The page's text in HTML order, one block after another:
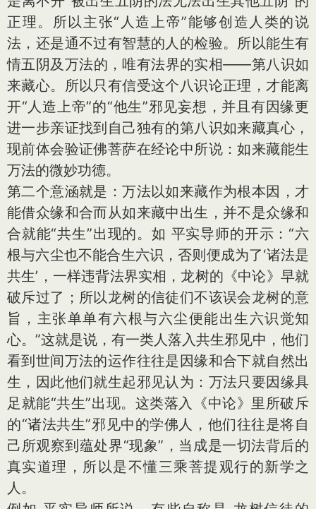
正理。所以主张“人造上帝”能够创造人类的说
法，还是通不过有智慧的人的检验。所以能生有
情五阴及万法的，唯有法界的实相——第八识如
来藏心。所以只有信受这个八识论正理，才能离
开“人造上帝”的“他生”邪见妄想，并且有因缘更
进一步亲证找到自己独有的第八识如来藏真心，
现前体会验证佛菩萨在经论中所说：如来藏能生
万法的微妙功德。
第二个意涵就是：万法以如来藏作为根本因，才
能借众缘和合而从如来藏中出生，并不是众缘和
合就能“共生”出现的。如 平实导师的开示：“六
根与六尘也不能合生六识，否则便成为了‘诸法是
共生’，一样违背法界实相，龙树的《中论》早就
破斥过了；所以龙树的信徒们不该误会龙树的意
旨，主张单单有六根与六尘便能出生六识觉知
心。”这就是说，有一类人落入共生邪见中，他们
看到世间万法的运作往往是因缘和合下就自然出
生，因此他们就生起邪见认为：万法只要因缘具
足就能“共生”出现。这类落入《中论》里所破斥
的“诸法共生”邪见中的学佛人，他们往往是将自
己所观察到蕴处界“现象”，当成是一切法背后的
真实道理，所以是不懂三乘菩提观行的新学之
人。